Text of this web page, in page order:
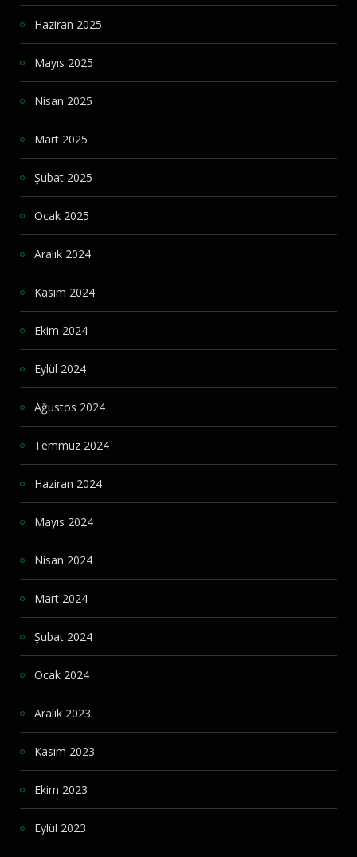
Haziran 2025
Mayıs 2025
Nisan 2025
Mart 2025
Şubat 2025
Ocak 2025
Aralık 2024
Kasım 2024
Ekim 2024
Eylül 2024
Ağustos 2024
Temmuz 2024
Haziran 2024
Mayıs 2024
Nisan 2024
Mart 2024
Şubat 2024
Ocak 2024
Aralık 2023
Kasım 2023
Ekim 2023
Eylül 2023